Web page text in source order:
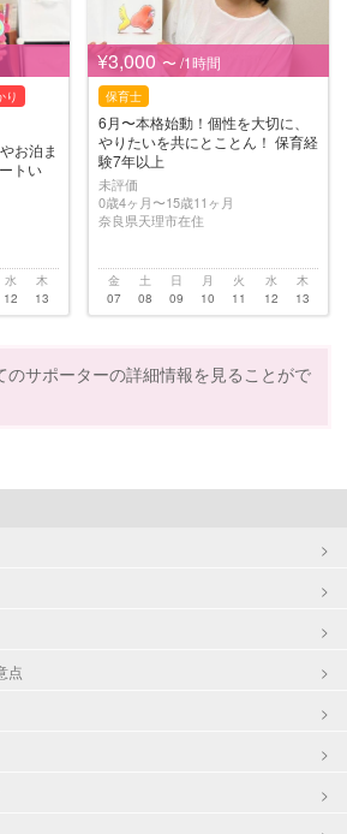
り
お泊ま
トい
水
12
木
13
¥3,000 〜 /1時間
保育士
6月〜本格始動！個性を大切に、
やりたいを共にとことん！ 保育経
験7年以上
未評価
0歳4ヶ月〜15歳11ヶ月
奈良県天理市在住
金
07
土
08
日
09
月
10
火
11
水
12
木
13
のサポーターの詳細情報を見ることがで
点